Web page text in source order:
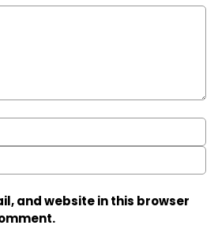
and website in this browser